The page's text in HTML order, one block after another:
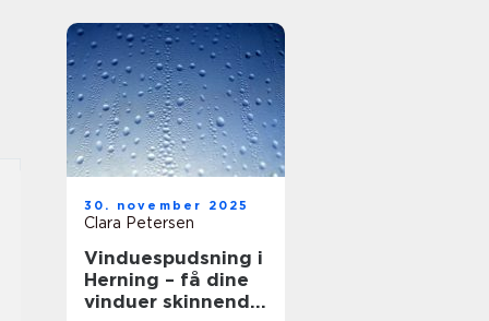
30. november 2025
Clara Petersen
Vinduespudsning i
Herning – få dine
vinduer skinnende